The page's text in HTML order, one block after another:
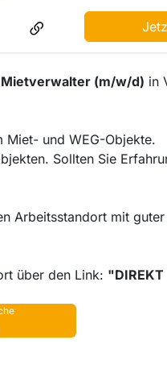
Mietverwalter (m/w/d) in
Miet- und WEG-Objekte.
Sollten Sie
Arbeitsstandort mit
über den Link: "DIREKT